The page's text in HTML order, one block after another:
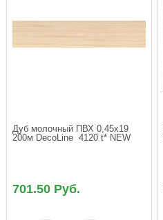
Дуб молочный ПВХ 0,45х19
200м DecoLine  4120 t* NEW
701.50 Руб.